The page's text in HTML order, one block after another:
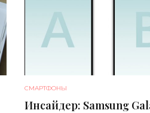
СМАРТФОНЫ
Инсайдер: Samsung